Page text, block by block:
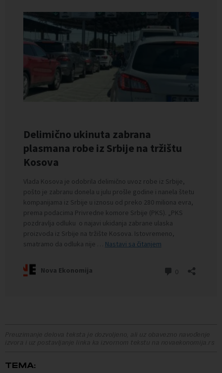
Preuzimanje delova teksta je dozvoljeno, ali uz obavezno navođenje
izvora i uz postavljanje linka ka izvornom tekstu na novaekonomija.rs
TEMA: